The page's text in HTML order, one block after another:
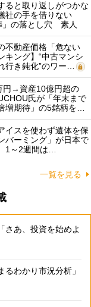
ると取り返しがつかな
社の手を借りない
」の落とし穴 素人
不動産価格「危ない
キング】“中古マンシ
行き鈍化”のワー…
円→資産10億円超の
氏が「年末まで
増期待」の5銘柄を…
イスを使わず遺体を保
バーミング」が日本で
～2週間は…
一覧を見る
さあ、投資を始めよ
るわかり市況分析」